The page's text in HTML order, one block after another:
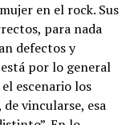
en el rock. Sus
para nada
defectos y
por lo general
escenario los
vincularse, esa